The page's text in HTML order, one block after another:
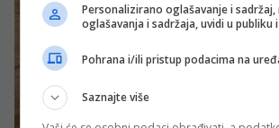
Personalizirano oglašavanje i
oglašavanja i sadržaja, uvidi u publiku
Pohrana i/ili pristup podacima na
Saznajte više